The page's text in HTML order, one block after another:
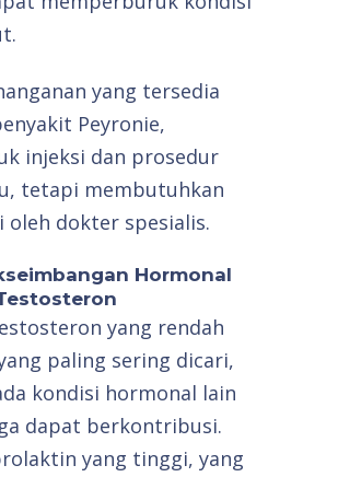
yang tersedia
Peyronie,
injeksi dan prosedur
tetapi membutuhkan
oleh dokter spesialis.
Hormonal
yang rendah
paling sering dicari,
kondisi hormonal lain
dapat berkontribusi.
yang tinggi, yang